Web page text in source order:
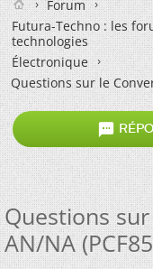
Forum
Futura-Techno : les
technologies
Électronique
Questions sur le

Questions
AN/NA